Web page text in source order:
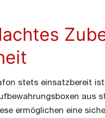
stets einsatzbereit
aus
ermöglichen eine